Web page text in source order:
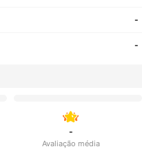
-
-
-
Avaliação média